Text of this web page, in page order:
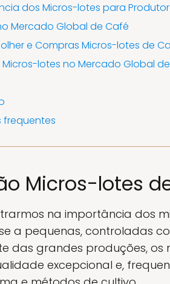
dos Micros-lotes para
Mercado Global de Café
e Compras Micros-lotes de
Micros-lotes no Mercado Global
frequentes
Micros-lotes
na importância dos
a pequenas, controladas
das grandes produções,
excepcional e,